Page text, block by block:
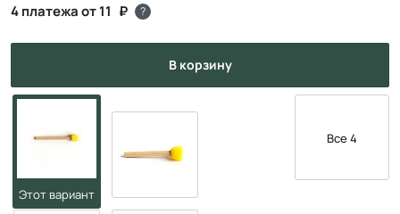
4 платежа от 11 ?
в корзину
Все 4